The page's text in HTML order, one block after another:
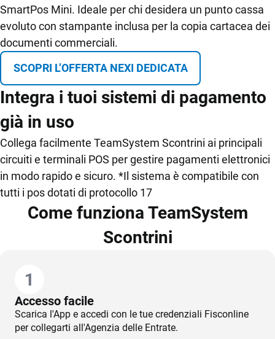
SmartPos Mini. Ideale per chi desidera un punto cassa
evoluto con stampante inclusa per la copia cartacea dei
documenti commerciali.
SCOPRI L’OFFERTA NEXI DEDICATA
Integra i tuoi sistemi di pagamento
già in uso
Collega facilmente TeamSystem Scontrini ai principali
circuiti e terminali POS per gestire pagamenti elettronici
in modo rapido e sicuro. *Il sistema è compatibile con
tutti i pos dotati di protocollo 17
Come funziona TeamSystem
Scontrini
Accesso facile
Scarica l'App e accedi con le tue credenziali Fisconline
per collegarti all'Agenzia delle Entrate.